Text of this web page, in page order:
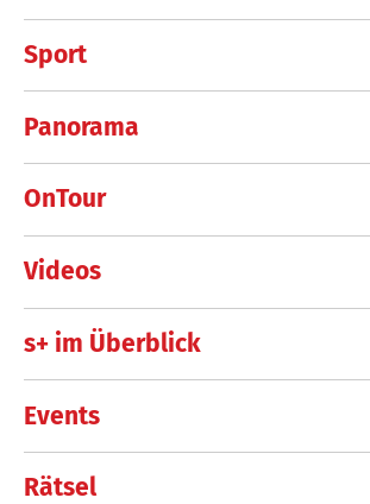
Sport
Panorama
OnTour
Videos
s+ im Überblick
Events
Rätsel